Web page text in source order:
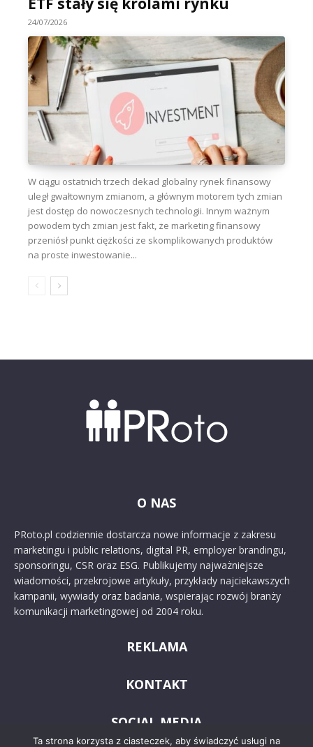
24/07/2026
W ciągu ostatnich trzech dekad globalny rynek finansowy
uległ gwałtownym zmianom, a głównym motorem tych zmian
jest dostęp do nowoczesnych technologii. Innym ważnym
powodem tych zmian jest fakt, że marketing finansowy
przeniósł punkt ciężkości ze skomplikowanych produktów
na proste inwestowanie...
O NAS
PRoto.pl codziennie dostarcza nowe informacje z zakresu
marketingu i public relations, digital PR, employer brandingu,
sponsoringu, CSR oraz ESG. Publikujemy najważniejsze
wiadomości, przekrojowe artykuły, przykłady najciekawszych
kampanii, wywiady oraz badania, wspierając rozwój branży
komunikacji marketingowej od 2004 roku.
REKLAMA
KONTAKT
SOCIAL MEDIA
Ta strona korzysta z ciasteczek, aby świadczyć usługi na